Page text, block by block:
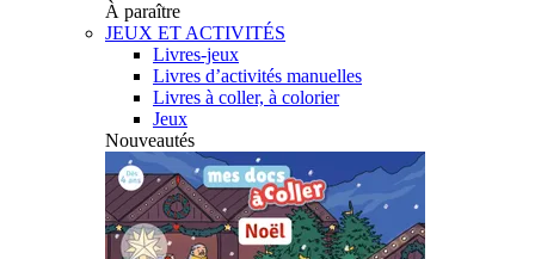
À paraître
JEUX ET ACTIVITÉS
Livres-jeux
Livres d’activités manuelles
Livres à coller, à colorier
Jeux
Nouveautés